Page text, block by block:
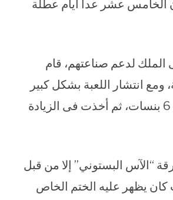
الخامس عشر عدا أيام عطلة
لدعم صناعتهم، قام
انتشار اللعبة بشكل كبير
قام الملك تشارلز الأول بفرض ضريبة على أوراق اللعب وصلت إلى 6 بنسات، ثم أخذت فى الزيادة
“الآس البستوني” إلا من قبل
كان يظهر عليه الختم الخاص